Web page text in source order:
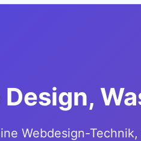
Webdesign-